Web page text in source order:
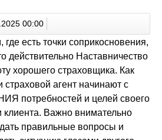
00:00
есть точки соприкосновения,
действительно Наставничество
хорошего страховщика. Как
страховой агент начинают с
потребностей и целей своего
клиента. Важно внимательно
правильные вопросы и